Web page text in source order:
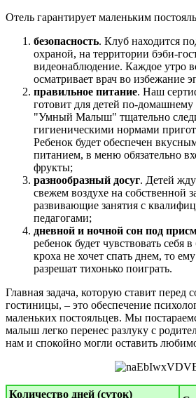
Отель гарантирует маленьким
безопасность. Клуб находится
охраной, на территории бэби-
видеонаблюдение. Каждое утро
осматривает врач во избежание
правильное питание. Наш
готовит для детей по-
"Умный Малыш" тщательно
гигиеническими нормами
Ребенок будет обеспечен
питанием, в меню обязательно
фрукты;
разнообразный досуг. Детей
свежем воздухе на собственной
развивающие занятия с
педагогами;
дневной и ночной сон под
ребенок будет чувствовать себя
кроха не хочет спать днем, то
разрешат тихонько поиграть.
Главная задача, которую ставит перед
гостиницы, – это обеспечение
маленьких постояльцев. Мы
малыш легко перенес разлуку с
нам и спокойно могли оставить
Количество дней (суток)